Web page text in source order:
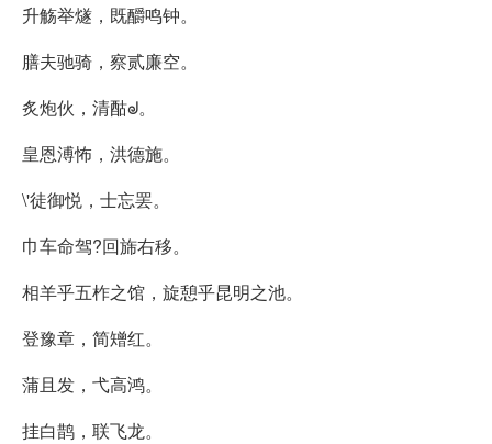
升觞举燧，既釂鸣钟。
膳夫驰骑，察贰廉空。
炙炮伙，清酤ᖙ。
皇恩溥怖，洪德施。
\'徒御悦，士忘罢。
巾车命驾?回旆右移。
相羊乎五柞之馆，旋憩乎昆明之池。
登豫章，简矰红。
蒲且发，弋高鸿。
挂白鹊，联飞龙。